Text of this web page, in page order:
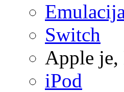
Switch
Apple
iPod